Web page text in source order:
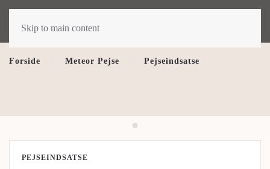
Skip to main content
Forside Meteor Pejse Pejseindsatse
PEJSEINDSATSE